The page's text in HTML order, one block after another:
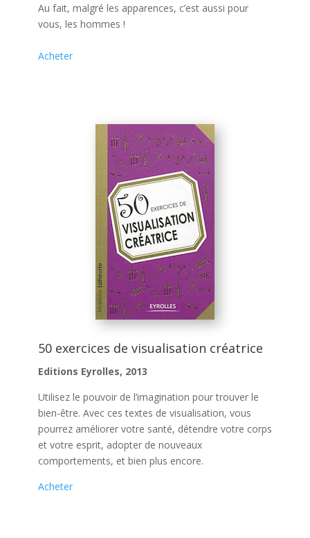
Au fait, malgré les apparences, c’est aussi pour
vous, les hommes !
Acheter
50 exercices de visualisation créatrice
Editions Eyrolles, 2013
Utilisez le pouvoir de l’imagination pour trouver le
bien-être. Avec ces textes de visualisation, vous
pourrez améliorer votre santé, détendre votre corps
et votre esprit, adopter de nouveaux
comportements, et bien plus encore.
Acheter